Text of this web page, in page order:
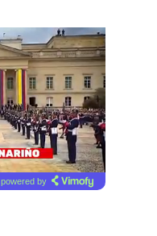
powered by